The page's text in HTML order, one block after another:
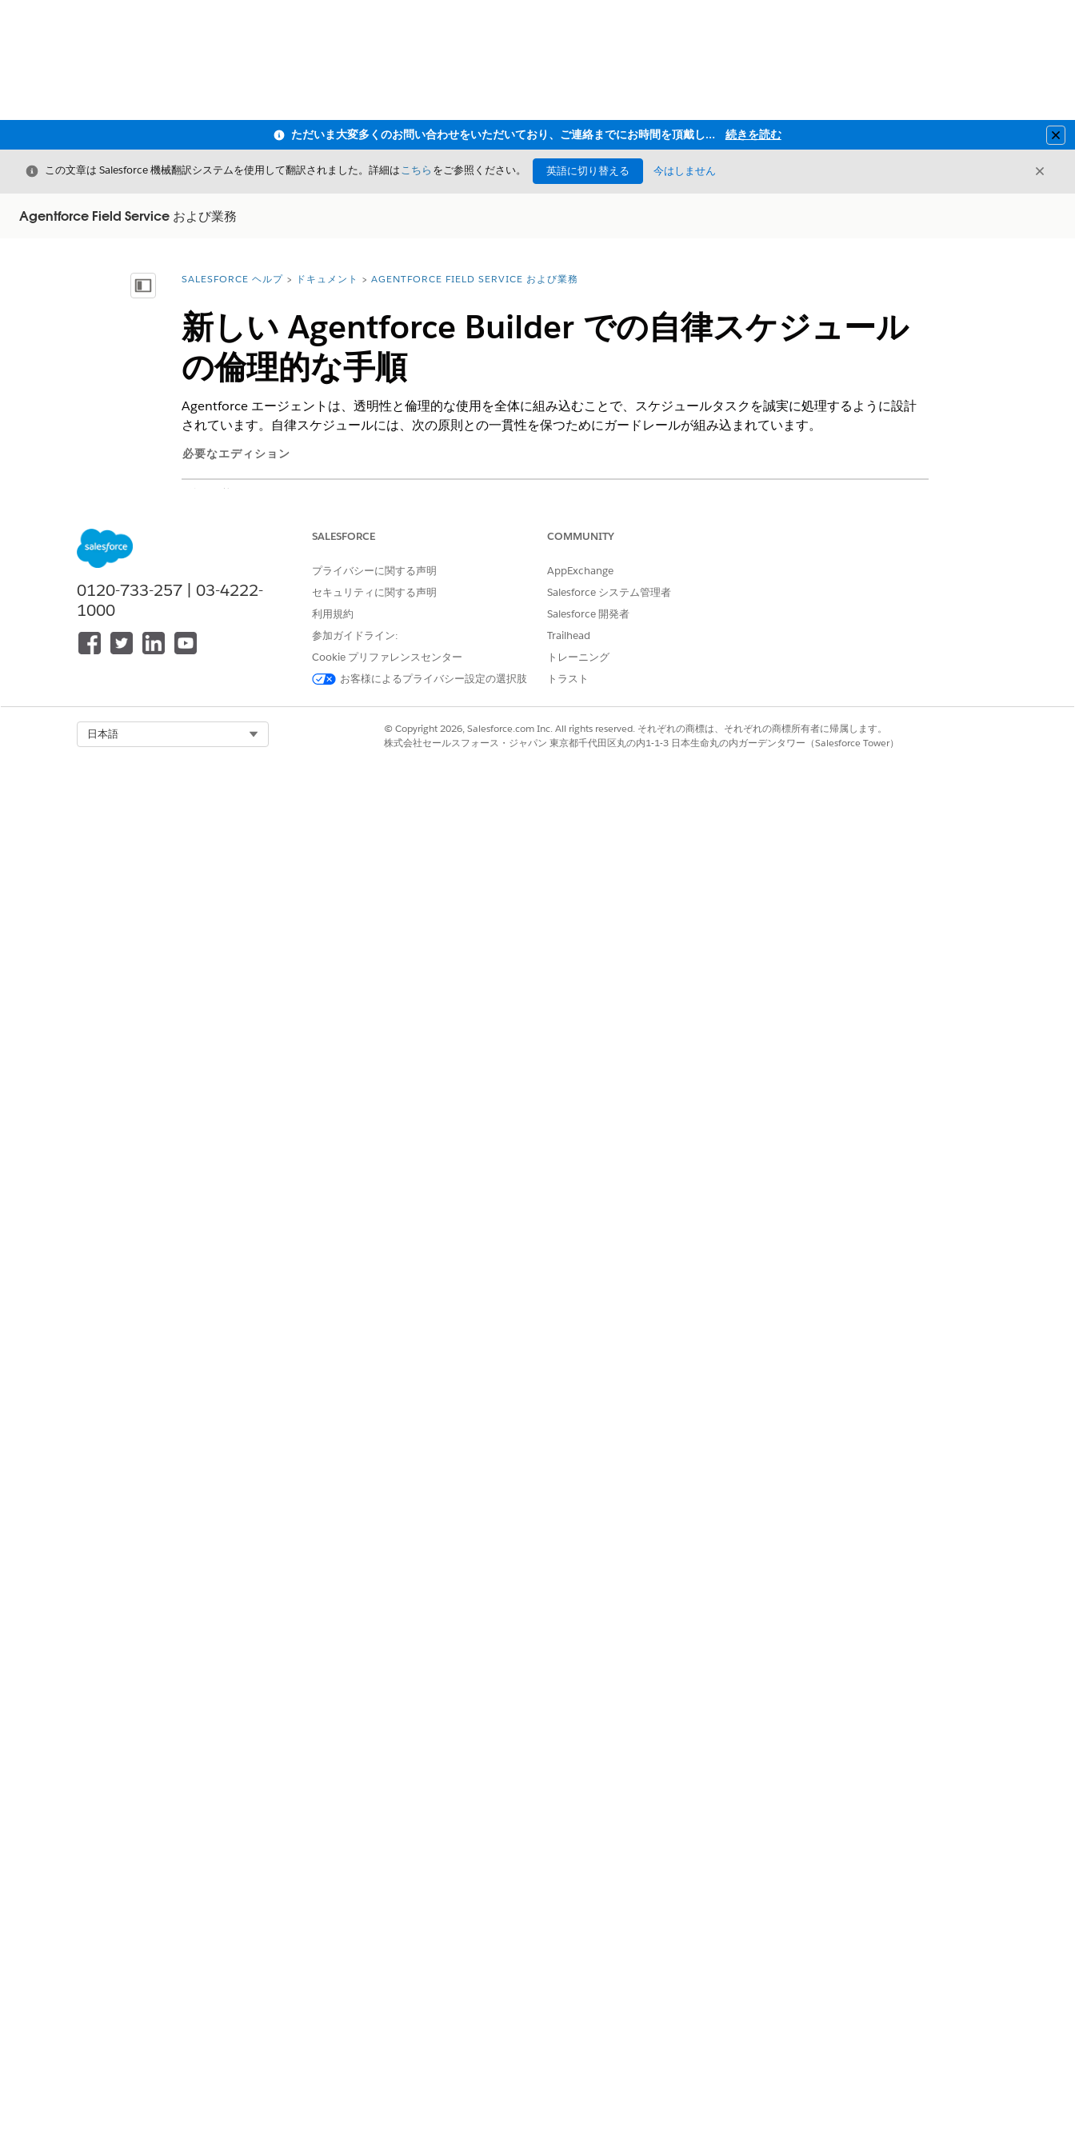
ただいま大変多くのお問い合わせをいただいており、ご連絡までにお時間を頂戴しております 続きを読む
閉じる
この文章は Salesforce 機械翻訳システムを使用して翻訳されました。詳細はこちら をご参照ください。 英語に切り替える 今はしません 閉じる
Agentforce Field Service および業務
目次を表示詳細情報:
SALESFORCE ヘルプ ドキュメント AGENTFORCE FIELD SERVICE および業務
新しい Agentforce Builder での自律スケジュール
の倫理的な手順
Agentforce エージェントは、透明性と倫理的な使用を全体に組み込むことで、スケジュールタスクを誠実に処理するように設計
されています。自律スケジュールには、次の原則との一貫性を保つためにガードレールが組み込まれています。
必要なエディション
使用可能なインターフェース: Lightning Experience
Edition、またはEinstein 1 Field Service Agentforce 1 Field Service
重要サブエージェントの指示のガードレールを変更することはお勧めしません。ただし、手順を変更する場合は、サブエージェントを徹
軽微な安全
未成年者に関する言及が含まれる会話は担当者にエスカレーションされます。
特定の人種、性別、年齢、その他の差別的な特徴に関する希望が含まれる会話は、担当者にエスカレーションされます。
0120-733-257 | 03-4222-
1000
SALESFORCE
プライバシーに関する声明
セキュリティに関する声明
利用規約
参加ガイドライン:
Cookie プリファレンスセンター
お客様によるプライバシー設定の選択肢
COMMUNITY
AppExchange
Salesforce システム管理者
Salesforce 開発者
Trailhead
トレーニング
トラスト
日本語
© Copyright 2026, Salesforce.com Inc. All rights reserved. それぞれの商標は、それぞれの商標所有者に帰属します。
株式会社セールスフォース・ジャパン 東京都千代田区丸の内1-1-3 日本生命丸の内ガーデンタワー（Salesforce Tower）